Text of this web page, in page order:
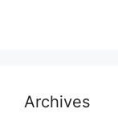
Archives